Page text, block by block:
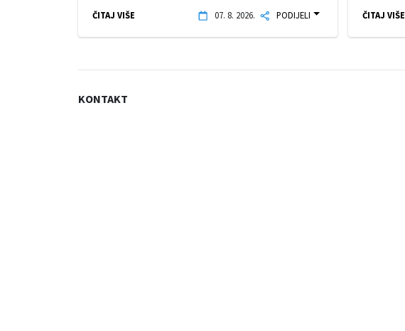
ČITAJ VIŠE 07. 8. 2026. PODIJELI ČITAJ VIŠE
KONTAKT